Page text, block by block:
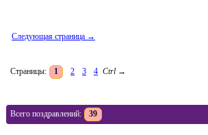
Следующая страница →
Страницы: 1 2 3 4 Ctrl →
Всего поздравлений: 39